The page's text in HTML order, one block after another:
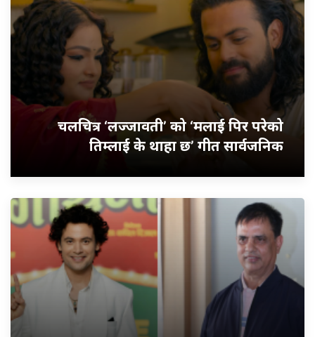
चलचित्र ‘लज्जावती’ को ‘मलाई पिर परेको
तिम्लाई के थाहा छ’ गीत सार्वजनिक